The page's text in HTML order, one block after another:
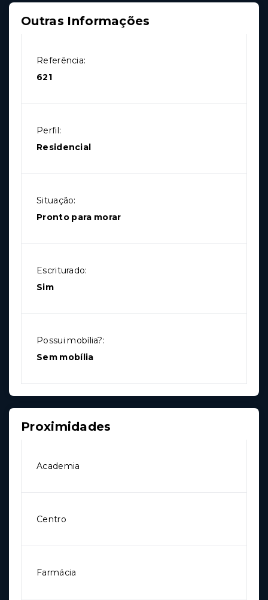
Outras Informações
Referência:
621
Perfil:
Residencial
Situação:
Pronto para morar
Escriturado:
Sim
Possui mobília?:
Sem mobília
Proximidades
Academia
Centro
Farmácia